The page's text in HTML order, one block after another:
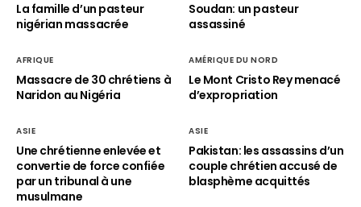
La famille d’un pasteur
nigérian massacrée
Soudan: un pasteur
assassiné
AFRIQUE
Massacre de 30 chrétiens à
Naridon au Nigéria
AMÉRIQUE DU NORD
Le Mont Cristo Rey menacé
d’expropriation
ASIE
Une chrétienne enlevée et
convertie de force confiée
par un tribunal à une
musulmane
ASIE
Pakistan: les assassins d’un
couple chrétien accusé de
blasphème acquittés